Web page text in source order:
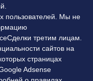
пользователей. Мы не
третим лицам.
сайтов на
страницах
Adsense